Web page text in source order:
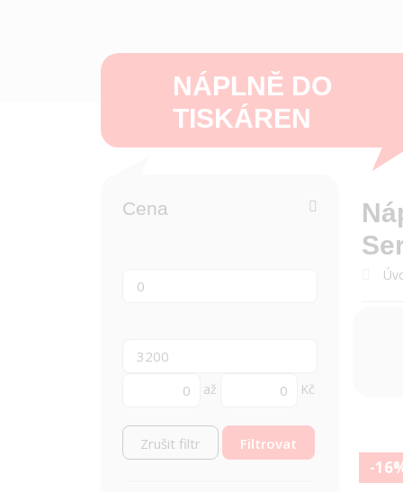
NÁPLNĚ DO
TISKÁREN
Cena
až Kč
Zrušit filtr
-